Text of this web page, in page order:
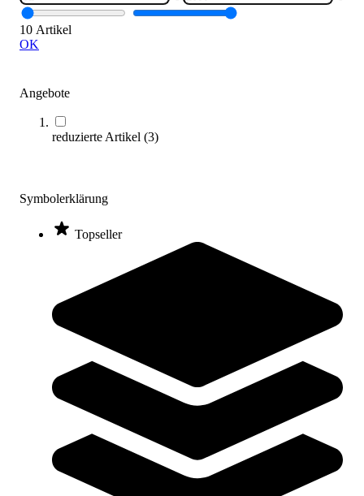
10 Artikel
OK
Angebote
reduzierte Artikel (3)
Symbolerklärung
Topseller
Zum Produkt
Body-Solid® AB Wheel
Zum Produkt
Bald wieder lieferbar
Bauchmuskelschlaufen
52,00 €